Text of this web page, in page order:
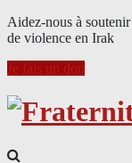
Aidez-nous à
de violence en Irak
Je fais un don